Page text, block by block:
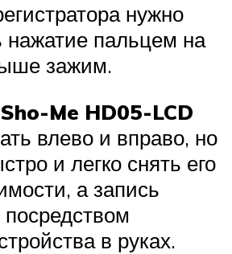
нужно
нажатие пальцем на
зажим.
Sho-Me HD05-LCD
влево и вправо, но
и легко снять его
а запись
в руках.